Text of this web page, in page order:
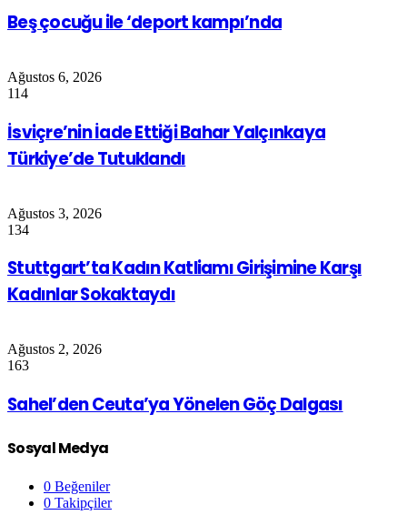
Beş çocuğu ile ‘deport kampı’nda
Ağustos 6, 2026
114
İsviçre’nin İade Ettiği Bahar Yalçınkaya
Türkiye’de Tutuklandı
Ağustos 3, 2026
134
Stuttgart’ta Kadın Katliamı Girişimine Karşı
Kadınlar Sokaktaydı
Ağustos 2, 2026
163
Sahel’den Ceuta’ya Yönelen Göç Dalgası
Sosyal Medya
0 Beğeniler
0 Takipçiler